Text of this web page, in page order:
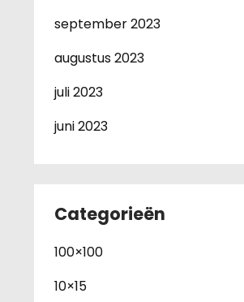
september 2023
augustus 2023
juli 2023
juni 2023
Categorieën
100×100
10×15